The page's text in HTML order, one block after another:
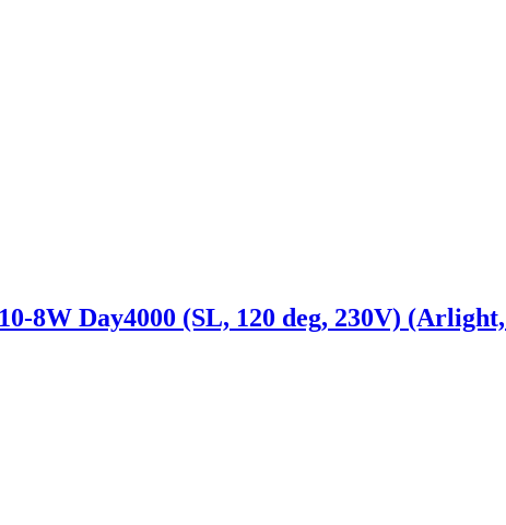
8W Day4000 (SL, 120 deg, 230V)